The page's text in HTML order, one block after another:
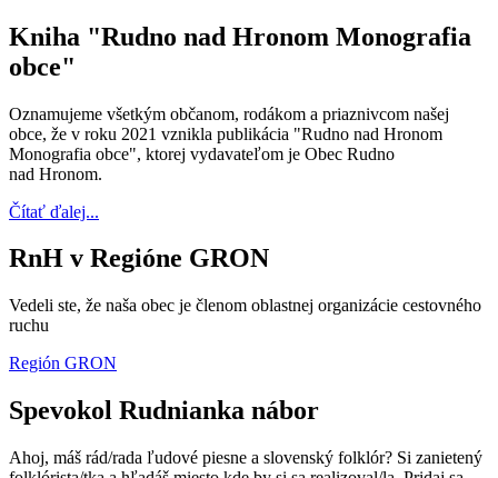
Kniha "Rudno nad Hronom Monografia
obce"
Oznamujeme všetkým občanom, rodákom a priaznivcom našej
obce, že v roku 2021 vznikla publikácia "Rudno nad Hronom
Monografia obce", ktorej vydavateľom je Obec Rudno
nad Hronom.
Čítať ďalej...
RnH v Regióne GRON
Vedeli ste, že naša obec je členom oblastnej organizácie cestovného
ruchu
Región GRON
Spevokol Rudnianka nábor
Ahoj, máš rád/rada ľudové piesne a slovenský folklór? Si zanietený